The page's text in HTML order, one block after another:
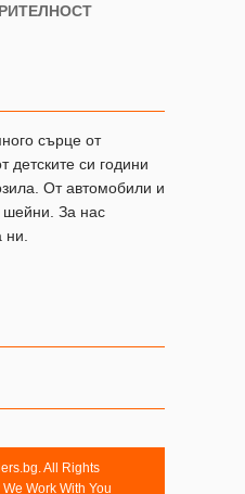
сърце от
детските си години
От автомобили и
шейни. За нас
All Rights
We Work With You